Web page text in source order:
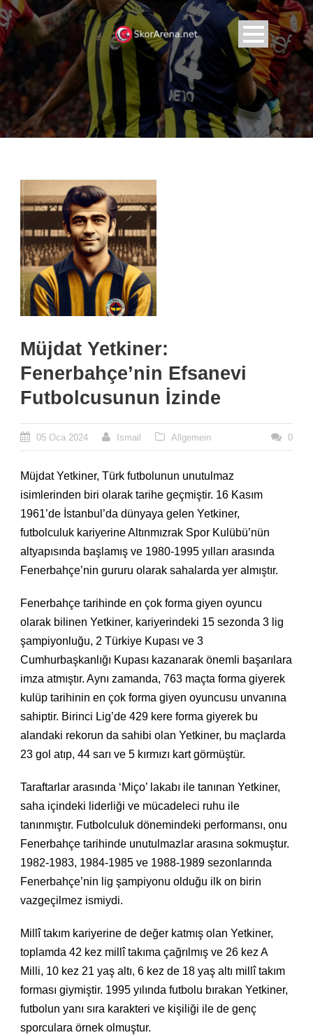
Müjdat Yetkiner:
Fenerbahçe’nin Efsanevi
Futbolcusunun İzinde
05 Oca 2024 Ismail Allgemein 0
Müjdat Yetkiner, Türk futbolunun unutulmaz
isimlerinden biri olarak tarihe geçmiştir. 16 Kasım
1961’de İstanbul’da dünyaya gelen Yetkiner,
futbolculuk kariyerine Altınmızrak Spor Kulübü’nün
altyapısında başlamış ve 1980-1995 yılları arasında
Fenerbahçe’nin gururu olarak sahalarda yer almıştır.
Fenerbahçe tarihinde en çok forma giyen oyuncu
olarak bilinen Yetkiner, kariyerindeki 15 sezonda 3 lig
şampiyonluğu, 2 Türkiye Kupası ve 3
Cumhurbaşkanlığı Kupası kazanarak önemli başarılara
imza atmıştır. Aynı zamanda, 763 maçta forma giyerek
kulüp tarihinin en çok forma giyen oyuncusu unvanına
sahiptir. Birinci Lig’de 429 kere forma giyerek bu
alandaki rekorun da sahibi olan Yetkiner, bu maçlarda
23 gol atıp, 44 sarı ve 5 kırmızı kart görmüştür.
Taraftarlar arasında ‘Miço’ lakabı ile tanınan Yetkiner,
saha içindeki liderliği ve mücadeleci ruhu ile
tanınmıştır. Futbolculuk dönemindeki performansı, onu
Fenerbahçe tarihinde unutulmazlar arasına sokmuştur.
1982-1983, 1984-1985 ve 1988-1989 sezonlarında
Fenerbahçe’nin lig şampiyonu olduğu ilk on birin
vazgeçilmez ismiydi.
Millî takım kariyerine de değer katmış olan Yetkiner,
toplamda 42 kez millî takıma çağrılmış ve 26 kez A
Milli, 10 kez 21 yaş altı, 6 kez de 18 yaş altı millî takım
forması giymiştir. 1995 yılında futbolu bırakan Yetkiner,
futbolun yanı sıra karakteri ve kişiliği ile de genç
sporculara örnek olmuştur.